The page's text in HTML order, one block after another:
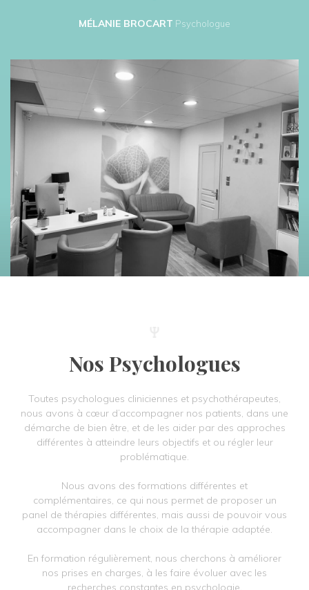
MÉLANIE BROCART Psychologue
Nos Psychologues
Toutes psychologues cliniciennes et psychothérapeutes,
nous avons à cœur d’accompagner nos patients, dans une
démarche de bien être, et de les aider par des approches
différentes à atteindre leurs objectifs et ou régler leur
problématique.
Nous avons des formations différentes et
complémentaires, ce qui nous permet de proposer un
panel de thérapies différentes, mais aussi de pouvoir vous
accompagner dans le choix de la thérapie adaptée.
En formation régulièrement, nous cherchons à améliorer
nos prises en charges, à les faire évoluer avec les
recherches constantes en psychologie.